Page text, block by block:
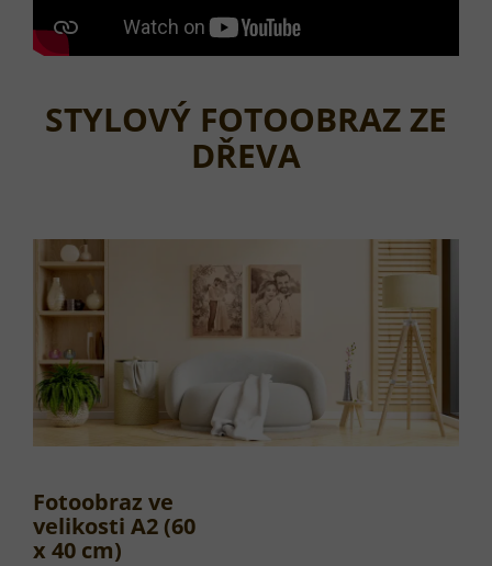
STYLOVÝ FOTOOBRAZ ZE
DŘEVA
Fotoobraz ve
velikosti A2 (60
x 40 cm)